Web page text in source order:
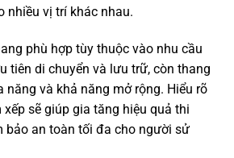
nhiều vị trí khác nhau.
phù hợp tùy thuộc vào nhu cầu
tiên di chuyển và lưu trữ, còn thang
năng và khả năng mở rộng. Hiểu rõ
sẽ giúp gia tăng hiệu quả thi
bảo an toàn tối đa cho người sử